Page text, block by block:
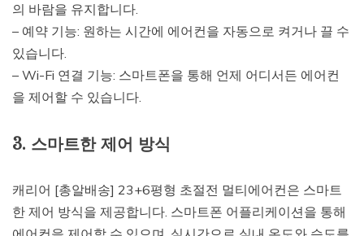
의 바람을 유지합니다.
– 예약 기능: 원하는 시간에 에어컨을 자동으로 켜거나 끌 수
있습니다.
– Wi-Fi 연결 기능: 스마트폰을 통해 언제 어디서든 에어컨
을 제어할 수 있습니다.
3. 스마트한 제어 방식
캐리어 [총알배송] 23+6평형 초절전 멀티에어컨은 스마트
한 제어 방식을 제공합니다. 스마트폰 어플리케이션을 통해